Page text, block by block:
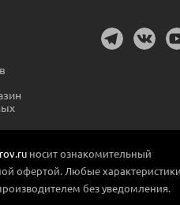
носит ознакомительный
офертой. Любые
без уведомления.